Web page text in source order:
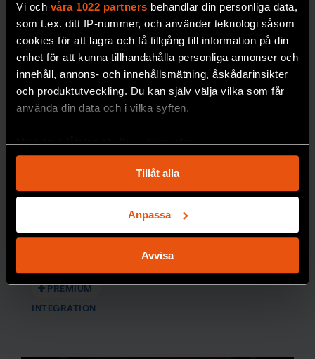
Vi och våra 1022 partners behandlar din personliga data,
som t.ex. ditt IP-nummer, och använder teknologi såsom
cookies för att lagra och få tillgång till information på din
enhet för att kunna tillhandahålla personliga annonser och
innehåll, annons- och innehållsmätning, åskådarinsikter
och produktutveckling. Du kan själv välja vilka som får
använda din data och i vilka syften.
Med din tillåtelse skulle vi även vilja:
som kan ha en noggrannhet på upp till flera meter
Identifiera din enhet genom att aktivt skanna den
för specifika kännetecken (fingeravtryck)
Ta reda på mer om hur dina personliga uppgifter
helst från cookie-förklaringen.
Vi använder enhetsidentifierare för att anpassa innehållet
Tillåt alla
Anpassa
Avvisa
”Förbjud alla
religiösa
symboler –
muslimska”
religionsfriheten
jämställdheten,
PREMIUM
INTEGRATION